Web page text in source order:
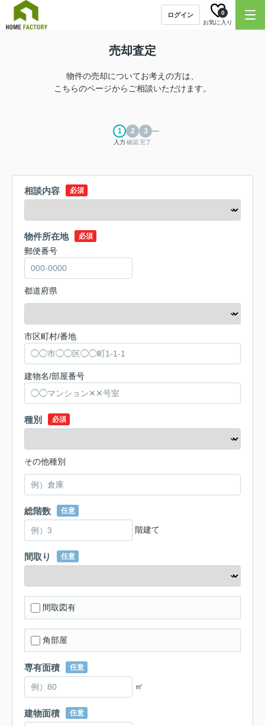
ログイン
お気に入り
0
売却査定
物件の売却についてお考えの方は、
こちらのページからご相談いただけます。
入力 確認完了
相談内容 必須
物件所在地 必須
郵便番号
都道府県
市区町村/番地
建物名/部屋番号
種別 必須
その他種別
総階数 任意
階建て
間取り 任意
間取図有
角部屋
専有面積 任意
㎡
建物面積 任意